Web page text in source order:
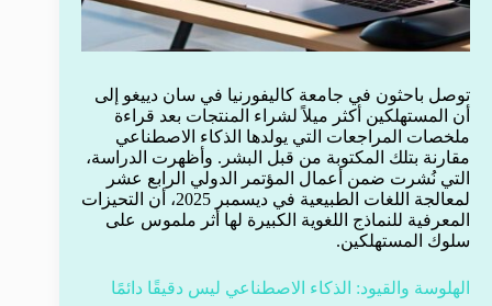
توصل باحثون في جامعة كاليفورنيا في سان دييغو إلى
أن المستهلكين أكثر ميلاً لشراء المنتجات بعد قراءة
ملخصات المراجعات التي يولدها الذكاء الاصطناعي
مقارنة بتلك المكتوبة من قبل البشر. وأظهرت الدراسة،
التي نُشرت ضمن أعمال المؤتمر الدولي الرابع عشر
لمعالجة اللغات الطبيعية في ديسمبر 2025، أن التحيزات
المعرفية للنماذج اللغوية الكبيرة لها أثر ملموس على
سلوك المستهلكين.
الهلوسة والقيود: الذكاء الاصطناعي ليس دقيقًا دائمًا